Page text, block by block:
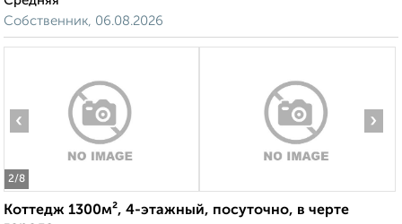
Собственник, 06.08.2026
2/8
‹ ›
Коттедж 1300м², 4-этажный, посуточно, в черте